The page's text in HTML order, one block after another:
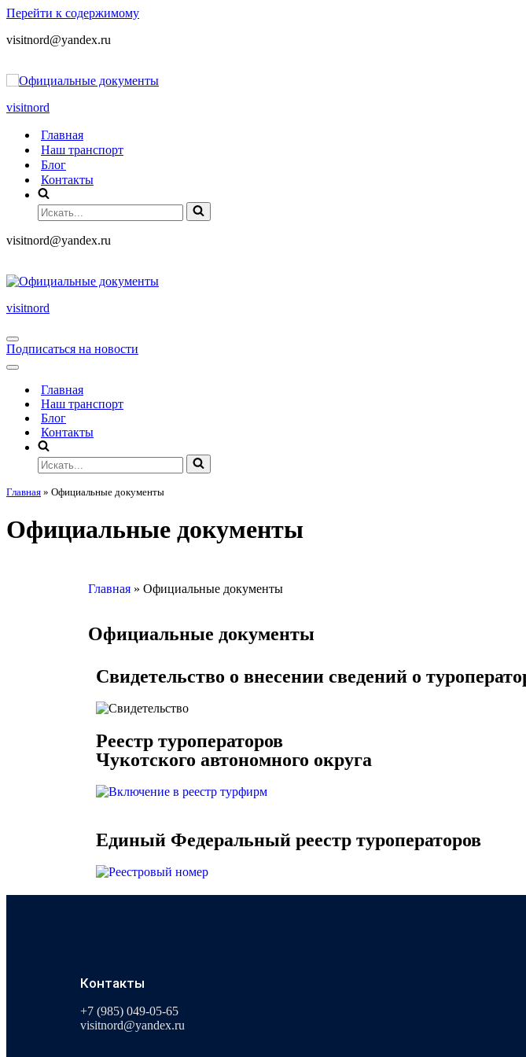
Перейти к содержимому
visitnord@yandex.ru
visitnord
Главная
Наш транспорт
Блог
Контакты
visitnord@yandex.ru
visitnord
Подписаться на новости
Главная
Наш транспорт
Блог
Контакты
Главная » Официальные документы
Официальные документы
Главная » Официальные документы
Официальные документы
Свидетельство о внесении сведений о
Реестр туроператоров
Чукотского автономного округа
Единый Федеральный реестр туроператоров
Контакты
+7 (985) 049-05-65
visitnord@yandex.ru